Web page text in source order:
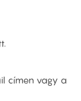
címen vagy a